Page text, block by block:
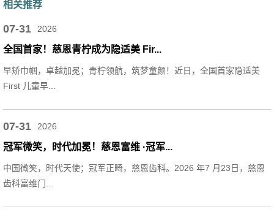
相关推荐
07-31 2026
全国首家！慈恩青柠成为隐适美 Fir...
早矫巾帼，卓越加冕；青柠领航，筑梦童颜！近日，全国首家隐适美
First 儿童早...
07-31 2026
冠军微笑，时代加冕！慈恩富维 ·冠军...
中国微笑，时代天使；冠军正畸，慈恩齿科。2026 年7 月23日，慈恩
齿科富维门...